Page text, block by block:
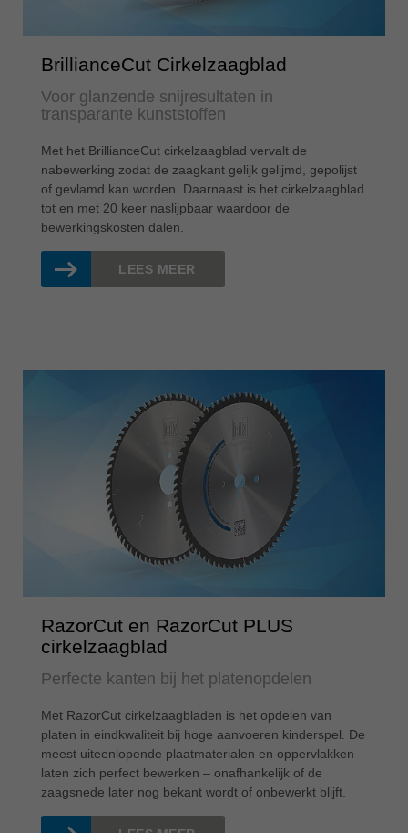
BrillianceCut Cirkelzaagblad
Voor glanzende snijresultaten in
transparante kunststoffen
Met het BrillianceCut cirkelzaagblad vervalt de
nabewerking zodat de zaagkant gelijk gelijmd, gepolijst
of gevlamd kan worden. Daarnaast is het cirkelzaagblad
tot en met 20 keer naslijpbaar waardoor de
bewerkingskosten dalen.
LEES MEER
RazorCut en RazorCut PLUS
cirkelzaagblad
Perfecte kanten bij het platenopdelen
Met RazorCut cirkelzaagbladen is het opdelen van
platen in eindkwaliteit bij hoge aanvoeren kinderspel. De
meest uiteenlopende plaatmaterialen en oppervlakken
laten zich perfect bewerken – onafhankelijk of de
zaagsnede later nog bekant wordt of onbewerkt blijft.